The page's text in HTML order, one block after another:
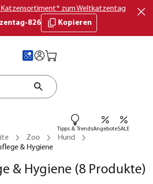
Katzensortiment* zum Weltkatzentag
826
Kopieren
Tipps & TrendsAngeboteSALE
Zoo
Hund
& Hygiene
& Hygiene (8 Produkte)